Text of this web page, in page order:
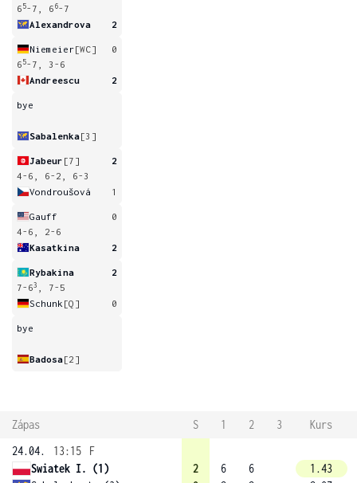
6 5-7, 6 6-7
Alexandrova
2
Niemeier[WC]
0
6 5-7, 3-6
Andreescu
2
bye
Sabalenka[3]
Jabeur [7]
2
4-6, 6-2, 6-3
Vondroušová
1
Gauff
0
4-6, 2-6
Kasatkina
2
Rybakina
2
7-63
, 7-5
Schunk [Q] 0
bye
Badosa[2]
Zápas S 1 2 3
Kurs
24.04.
13:15
F
Swiatek I. (1)
2
6
6
1.43